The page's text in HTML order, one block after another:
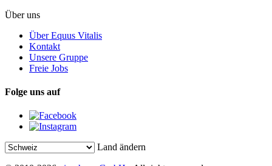
Über uns
Über Equus Vitalis
Kontakt
Unsere Gruppe
Freie Jobs
Folge uns auf
Land ändern